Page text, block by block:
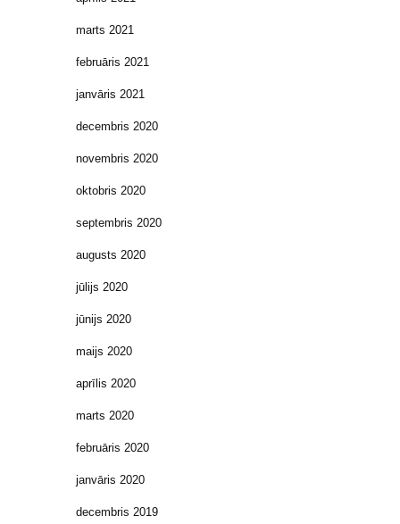
marts 2021
februāris 2021
janvāris 2021
decembris 2020
novembris 2020
oktobris 2020
septembris 2020
augusts 2020
jūlijs 2020
jūnijs 2020
maijs 2020
aprīlis 2020
marts 2020
februāris 2020
janvāris 2020
decembris 2019